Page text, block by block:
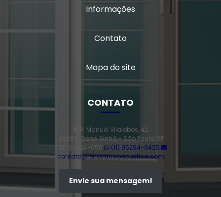
Informações
Contato
Mapa do site
CONTATO
R. Manuel Vilalobos, 42
Jardim Dona Sinhá - São Paulo/SP
CEP: 03924-050
(11) 95294-9425
contato@renovacaoacustica.com
Envie sua mensagem!